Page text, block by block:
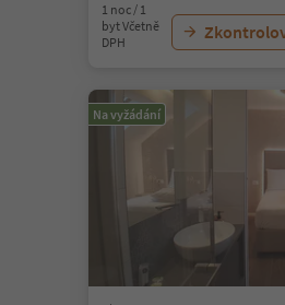
1 noc / 1
byt Včetně
DPH
Na vyžádání